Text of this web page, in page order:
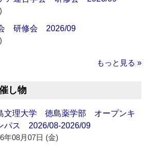
研修会 2026/09
もっと見る »
し物
文理大学 徳島薬学部 オープンキ
パス 2026/08-2026/09
年08月07日 (金)